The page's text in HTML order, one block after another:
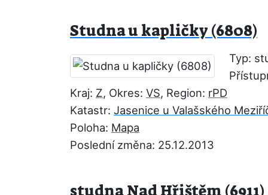
Studna u kapličky (6808)
Typ:
Kraj: Z, Okres: VS, Region: rPD
Katastr: Jasenice u Valašského
Poloha: Mapa
Poslední změna: 25.12.2013